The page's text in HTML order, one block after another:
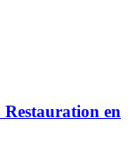
en